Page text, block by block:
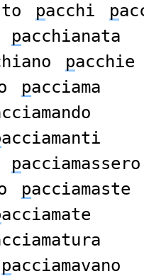
pacchi p
pacchianata
pacchie
pacciama
acciamanti
pacciamassero
pacciamaste
acciamate
pacciamavano